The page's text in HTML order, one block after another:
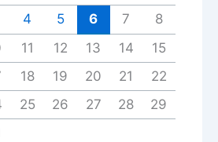
4 5 6 7
8
11 12 13 14
15
18 19 20 21
22
25 26 27 28
29